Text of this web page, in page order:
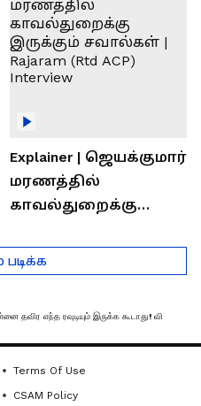
Explainer | ஜெயக்குமார்
மரணத்தில்
காவல்துறைக்கு
Rajaram (Rtd ACP)
Interview
படிக்க
Terms Of Use
CSAM Policy